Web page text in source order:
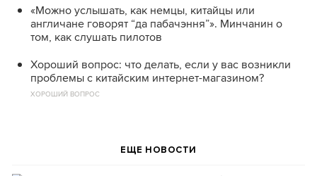
«Можно услышать, как немцы, китайцы или
англичане говорят “да пабачэння”». Минчанин о
том, как слушать пилотов
Хороший вопрос: что делать, если у вас возникли
проблемы с китайским интернет-магазином?
ХОРОШИЙ ВОПРОС
ЕЩЕ НОВОСТИ